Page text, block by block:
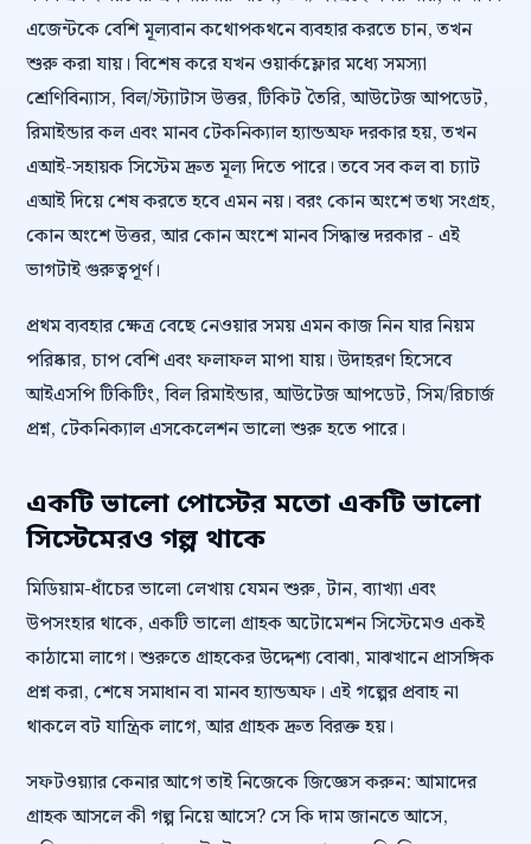
এজেন্টকে বেশি মূল্যবান কথোপকথনে ব্যবহার করতে চান, তখন
শুরু করা যায়। বিশেষ করে যখন ওয়ার্কফ্লোর মধ্যে সমস্যা
শ্রেণিবিন্যাস, বিল/স্ট্যাটাস উত্তর, টিকিট তৈরি, আউটেজ আপডেট,
রিমাইন্ডার কল এবং মানব টেকনিক্যাল হ্যান্ডঅফ দরকার হয়, তখন
এআই-সহায়ক সিস্টেম দ্রুত মূল্য দিতে পারে। তবে সব কল বা চ্যাট
এআই দিয়ে শেষ করতে হবে এমন নয়। বরং কোন অংশে তথ্য সংগ্রহ,
কোন অংশে উত্তর, আর কোন অংশে মানব সিদ্ধান্ত দরকার - এই
ভাগটাই গুরুত্বপূর্ণ।
প্রথম ব্যবহার ক্ষেত্র বেছে নেওয়ার সময় এমন কাজ নিন যার নিয়ম
পরিষ্কার, চাপ বেশি এবং ফলাফল মাপা যায়। উদাহরণ হিসেবে
আইএসপি টিকিটিং, বিল রিমাইন্ডার, আউটেজ আপডেট, সিম/রিচার্জ
প্রশ্ন, টেকনিক্যাল এসকেলেশন ভালো শুরু হতে পারে।
একটি ভালো পোস্টের মতো একটি ভালো
সিস্টেমেরও গল্প থাকে
মিডিয়াম-ধাঁচের ভালো লেখায় যেমন শুরু, টান, ব্যাখ্যা এবং
উপসংহার থাকে, একটি ভালো গ্রাহক অটোমেশন সিস্টেমেও একই
কাঠামো লাগে। শুরুতে গ্রাহকের উদ্দেশ্য বোঝা, মাঝখানে প্রাসঙ্গিক
প্রশ্ন করা, শেষে সমাধান বা মানব হ্যান্ডঅফ। এই গল্পের প্রবাহ না
থাকলে বট যান্ত্রিক লাগে, আর গ্রাহক দ্রুত বিরক্ত হয়।
সফটওয়্যার কেনার আগে তাই নিজেকে জিজ্ঞেস করুন: আমাদের
গ্রাহক আসলে কী গল্প নিয়ে আসে? সে কি দাম জানতে আসে,